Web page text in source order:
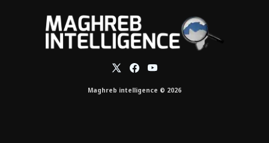
Maghreb intelligence © 2026